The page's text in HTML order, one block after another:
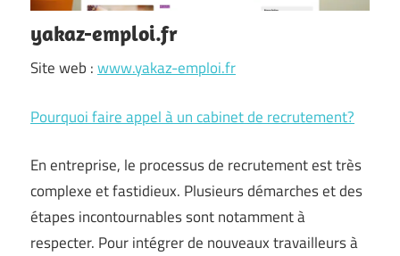
yakaz-emploi.fr
Site web :www.yakaz-emploi.fr
Pourquoi faire appel à un cabinet de recrutement?
En entreprise, le processus de recrutement est très
complexe et fastidieux. Plusieurs démarches et des
étapes incontournables sont notamment à
respecter. Pour intégrer de nouveaux travailleurs à